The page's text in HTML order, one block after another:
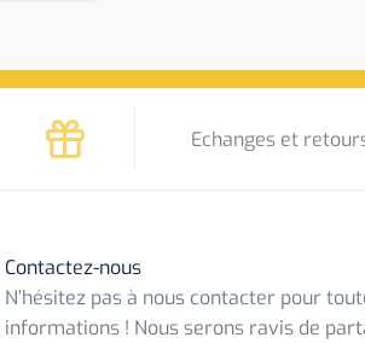
Echanges et
Contactez-nous
N’hésitez pas à nous contacter pour
informations ! Nous serons ravis de